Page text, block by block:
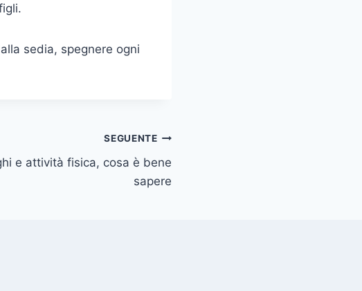
sedia, spegnere ogni
SEGUENTE
e attività fisica, cosa è bene
sapere